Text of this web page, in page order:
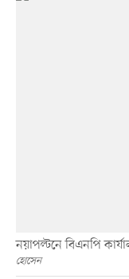
নয়াপল্টনে বিএনপি
হোসেন